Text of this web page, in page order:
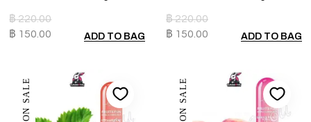
฿220.00
฿ 150.00 ADD TO BAG
฿220.00
฿ 150.00 ADD TO BAG
ON SALE ON SALE